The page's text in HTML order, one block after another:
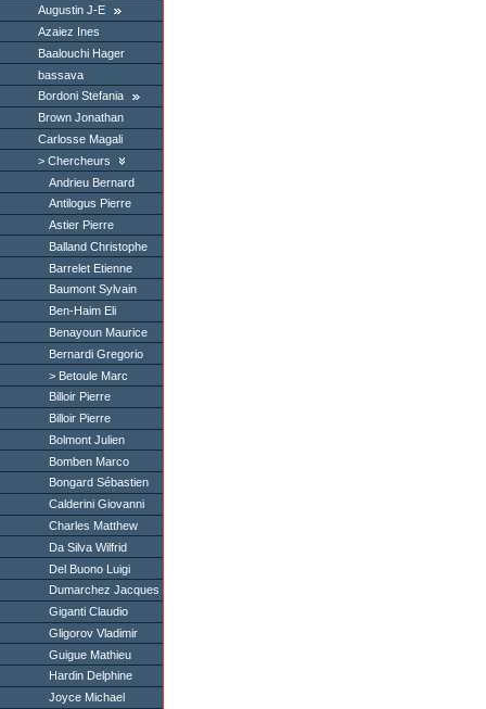
Augustin J-E
Azaiez Ines
Baalouchi Hager
bassava
Bordoni Stefania
Brown Jonathan
Carlosse Magali
Chercheurs
Andrieu Bernard
Antilogus Pierre
Astier Pierre
Balland Christophe
Barrelet Etienne
Baumont Sylvain
Ben-Haim Eli
Benayoun Maurice
Bernardi Gregorio
Betoule Marc
Billoir Pierre
Billoir Pierre
Bolmont Julien
Bomben Marco
Bongard Sébastien
Calderini Giovanni
Charles Matthew
Da Silva Wilfrid
Del Buono Luigi
Dumarchez Jacques
Giganti Claudio
Gligorov Vladimir
Guigue Mathieu
Hardin Delphine
Joyce Michael